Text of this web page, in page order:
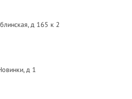
д 165 к 2
д 1